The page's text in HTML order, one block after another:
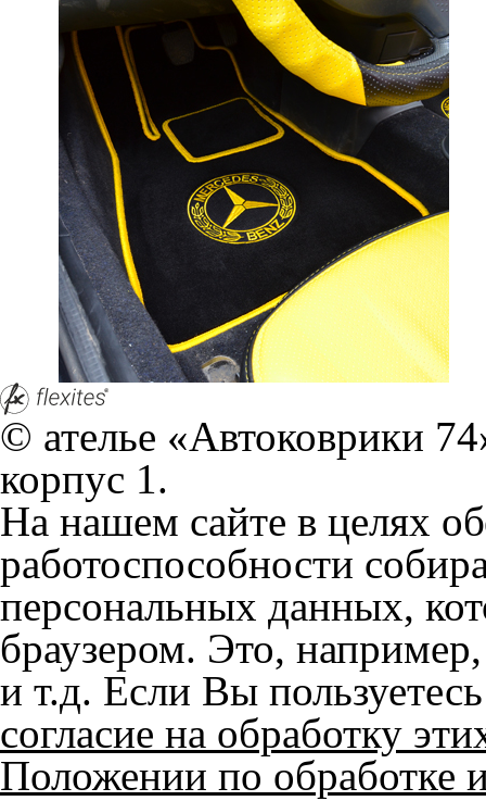
и т.д. Если Вы
согласие на обработку
Положении по
+7 (351) 277 91 67